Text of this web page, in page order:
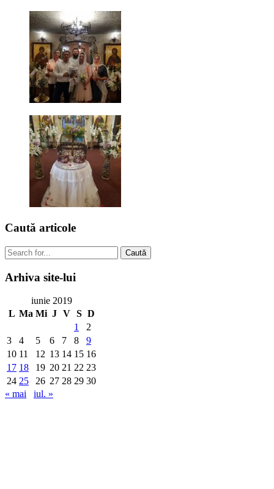
Caută articole
Caută
Arhiva site-lui
iunie 2019
L Ma Mi J V S D
1
2
3
4 5 6 7 8
9
10 11 12 13 14 15 16
17 18 19 20 21 22 23
24 25 26 27 28 29 30
« mai
iul. »